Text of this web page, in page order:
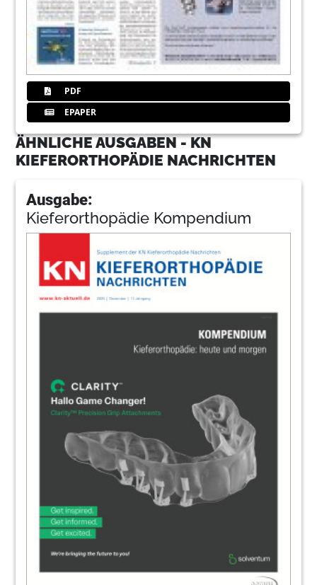
PDF
EPAPER
ÄHNLICHE AUSGABEN - KN
KIEFERORTHOPÄDIE NACHRICHTEN
Ausgabe:
Kieferorthopädie Kompendium